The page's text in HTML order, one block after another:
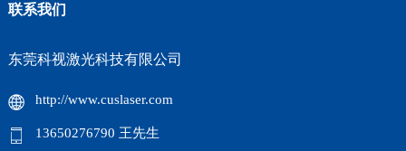
联系我们
东莞科视激光科技有限公司
http://www.cuslaser.com
13650276790 王先生